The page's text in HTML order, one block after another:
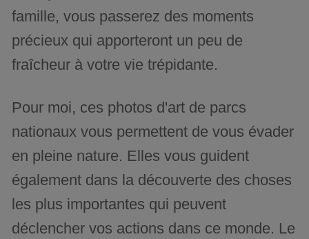
famille, vous passerez des moments
précieux qui apporteront un peu de
fraîcheur à votre vie trépidante.
Pour moi, ces photos d'art de parcs
nationaux vous permettent de vous évader
en pleine nature. Elles vous guident
également dans la découverte des choses
les plus importantes qui peuvent
déclencher vos actions dans ce monde. Le